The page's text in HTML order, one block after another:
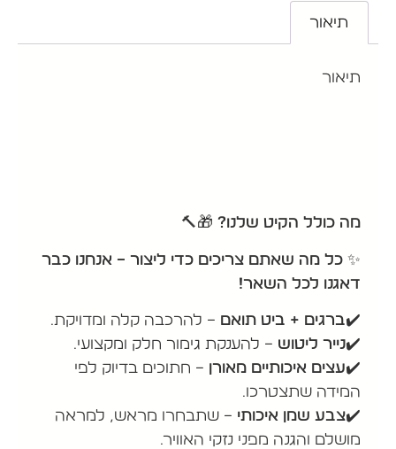
תיאור
תיאור
מה כולל הקיט שלנו? 🎁🔨
✨ כל מה שאתם צריכים כדי ליצור – אנחנו כבר
דאגנו לכל השאר!
✔️ברגים + ביט תואם – להרכבה קלה ומדויקת.
✔️נייר ליטוש – להענקת גימור חלק ומקצועי.
✔️עצים איכותיים מאורן – חתוכים בדיוק לפי
המידה שתצטרכו.
✔️צבע שמן איכותי – שתבחרו מראש, למראה
מושלם והגנה מפני נזקי האוויר.